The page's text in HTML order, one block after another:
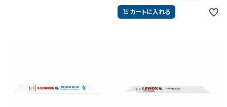
カートに入れる